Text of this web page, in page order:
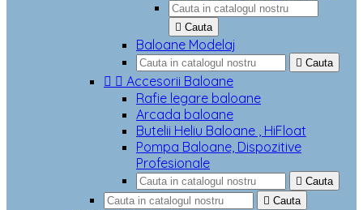
 Cauta
Baloane Modelaj
 Cauta
  Accesorii Baloane
Rafie legare baloane
Arcada baloane
Butelii Heliu Baloane , HiFloat
Pompa Baloane, Dispozitive
Profesionale
 Cauta
 Cauta